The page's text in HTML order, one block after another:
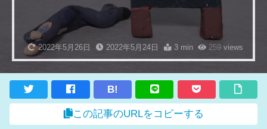
2022年5月26日 2022年5月24日 3 min 259 views
B!
この記事のURLをコピーする